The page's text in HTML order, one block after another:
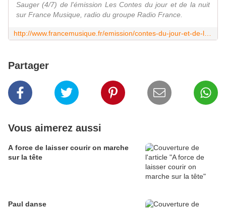
Sauger (4/7) de l'émission Les Contes du jour et de la nuit
sur France Musique, radio du groupe Radio France.
Partager
Vous aimerez aussi
A force de laisser courir on marche
sur la tête
Paul danse